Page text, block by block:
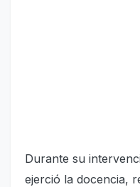
Durante su
ejerció la docencia,